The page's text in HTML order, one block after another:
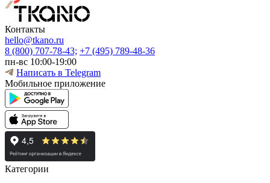
Контакты
hello@tkano.ru
8 (800) 707-78-43; +7 (495) 789-48-36
пн-вс 10:00-19:00
Написать в Telegram
Мобильное приложение
Категории